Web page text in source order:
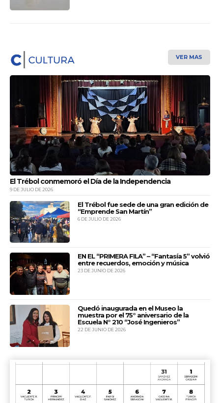
17:50
19:40 Viernes y domingos.
22:00 El Norte
Todos los días.
SAN FRANCISCO
03:10
Sierras de Córdoba
Martes, jueves y sábados.
Sacar pasaje con
anticipación
FRONTERA
Viernes y domingos.
VER MAS
El Trébol conmemoró el Día de la Independencia
9 DE JULIO DE 2026
El Trébol fue sede de una gran edición de
“Emprende San Martín”
6 DE JULIO DE 2026
EN EL “PRIMERA FILA” – “Fantasía 5” volvió
entre recuerdos, emoción y música
23 DE JUNIO DE 2026
Quedó inaugurada en el Museo la
muestra por el 75° aniversario de la
Escuela N° 210 “José Ingenieros”
22 DE JUNIO DE 2026